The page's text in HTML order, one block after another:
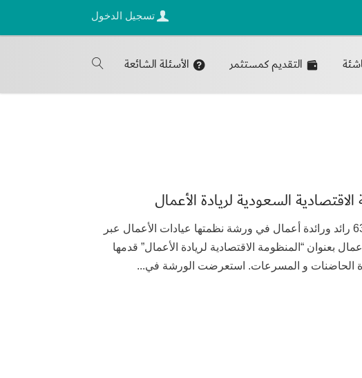
تسجيل الدخول
التقديم كمستثمر الأسئلة الشائعة
السعودية لريادة الأعمال
مجلة تحالف – 29 أكتوبر 2020 شارك 636 رائد ورائدة أعمال في ورشة نظمتها عيادات الأعمال عبر
بعنوان “المنظومة الاقتصادية لريادة الأعمال” قدمها
الحاضنات و المسرعات. استعرضت الورشة في...